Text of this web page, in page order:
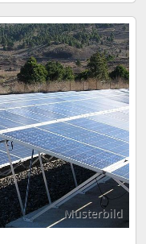
Musterbild